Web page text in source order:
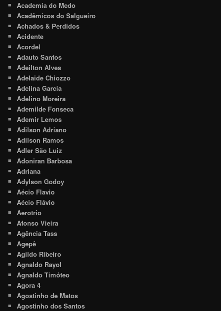
Academia do Medo
Acadêmicos do Salgueiro
Achados & Perdidos
Acidente
Acordel
Adauto Santos
Adeilton Alves
Adelaide Chiozzo
Adelina Garcia
Adelino Moreira
Ademilde Fonseca
Ademir Lemos
Adilson Adriano
Adilson Ramos
Adler São Luiz
Adoniran Barbosa
Adriana
Adylson Godoy
Aécio Flavio
Aécio Flávio
Aerotrio
Afonso Vieira
Agência Tass
Agepê
Agildo Ribeiro
Agnaldo Rayol
Agnaldo Timóteo
Agora 4
Agostinho de Matos
Agostinho dos Santos